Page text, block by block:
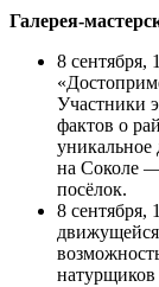
Галерея-
8 сентября,
Участники
фактов о
на Соколе
посёлок.
8 сентября,
натурщиков